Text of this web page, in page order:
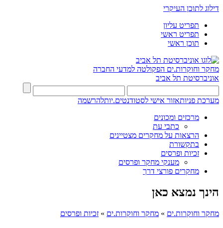
דילוג לתוכן העיקרי
תפריט עליון
תפריט ראשי
תוכן ראשי
מחקר וחוקרות.ים הפקולטה למדעי החברה
אוניברסיטת תל אביב
מערכת פניותאזור אישי לסטודנטים.יותלהרשמה
מרכזים ומכונים
כתבי עת
הרצאות על מחקרים מצטיינים
בתקשורת
זכיות ופרסים
מענקי מחקר ופרסים
מחקרים פורצי דרך
הינך נמצא כאן
מחקר וחוקרות.ים » מחקר וחוקרות.ים » זכיות ופרסים